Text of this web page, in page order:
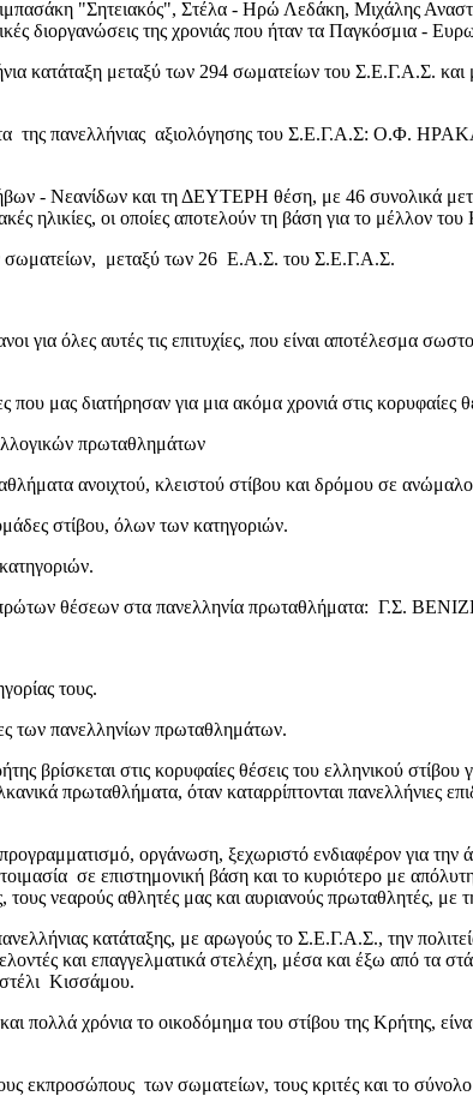
"Σητειακός", Στέλα - Ηρώ Λεδάκη, Μιχάλης
διοργανώσεις της χρονιάς που ήταν τα Παγκόσμια -
μεταξύ των 294 σωματείων του Σ.Ε.Γ.Α.Σ. και
της πανελλήνιας αξιολόγησης του Σ.Ε.Γ.Α.Σ: Ο.Φ.
- Νεανίδων και τη ΔΕΥΤΕΡΗ θέση, με 46 συνολικά
ηλικίες, οι οποίες αποτελούν τη βάση για το μέλλον
μεταξύ των 26 Ε.Α.Σ. του Σ.Ε.Γ.Α.Σ.
για όλες αυτές τις επιτυχίες, που είναι αποτέλεσμα
μας διατήρησαν για μια ακόμα χρονιά στις κορυφαίες
πρωταθλημάτων
ανοιχτού, κλειστού στίβου και δρόμου σε
στίβου, όλων των κατηγοριών.
πρώτων θέσεων στα πανελληνία πρωταθλήματα: Γ.Σ.
τους.
των πανελληνίων πρωταθλημάτων.
στις κορυφαίες θέσεις του ελληνικού στίβου
πρωταθλήματα, όταν καταρρίπτονται πανελλήνιες
οργάνωση, ξεχωριστό ενδιαφέρον για την
σε επιστημονική βάση και το κυριότερο με απόλυτη
νεαρούς αθλητές μας και αυριανούς πρωταθλητές, με
κατάταξης, με αρωγούς το Σ.Ε.Γ.Α.Σ., την
και επαγγελματικά στελέχη, μέσα και έξω από τα
Κισσάμου.
πολλά χρόνια το οικοδόμημα του στίβου της Κρήτης,
εκπροσώπους των σωματείων, τους κριτές και το